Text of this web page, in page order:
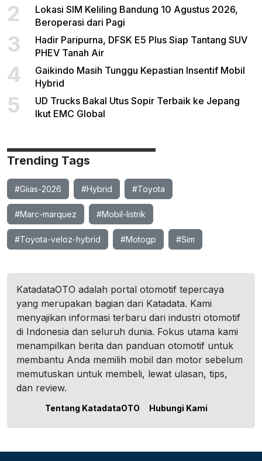
2
Lokasi SIM Keliling Bandung 10 Agustus 2026,
Beroperasi dari Pagi
3
Hadir Paripurna, DFSK E5 Plus Siap Tantang SUV
PHEV Tanah Air
4
Gaikindo Masih Tunggu Kepastian Insentif Mobil
Hybrid
5
UD Trucks Bakal Utus Sopir Terbaik ke Jepang
Ikut EMC Global
Trending Tags
#Giias-2026 #Hybrid #Toyota
#Marc-marquez #Mobil-listrik
#Toyota-veloz-hybrid #Motogp #Sim
KatadataOTO adalah portal otomotif tepercaya
yang merupakan bagian dari Katadata. Kami
menyajikan informasi terbaru dari industri otomotif
di Indonesia dan seluruh dunia. Fokus utama kami
menampilkan berita dan panduan otomotif untuk
membantu Anda memilih mobil dan motor sebelum
memutuskan untuk membeli, lewat ulasan, tips,
dan review.
Tentang KatadataOTO Hubungi Kami